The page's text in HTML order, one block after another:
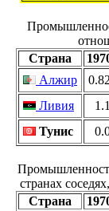
Страна
Алжир
0.82
Ливия
1.1
Тунис
странах
Страна